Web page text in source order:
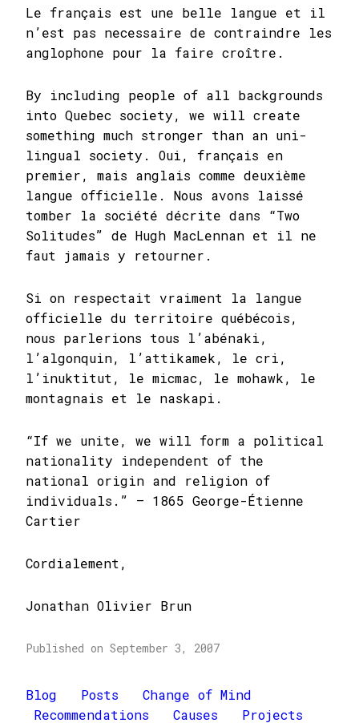
Le français est une belle langue et il
n’est pas necessaire de contraindre les
anglophone pour la faire croître.
By including people of all backgrounds
into Quebec society, we will create
something much stronger than an uni-
lingual society. Oui, français en
premier, mais anglais comme deuxième
langue officielle. Nous avons laissé
tomber la société décrite dans “Two
Solitudes” de Hugh MacLennan et il ne
faut jamais y retourner.
Si on respectait vraiment la langue
officielle du territoire québécois,
nous parlerions tous l’abénaki,
l’algonquin, l’attikamek, le cri,
l’inuktitut, le micmac, le mohawk, le
montagnais et le naskapi.
“If we unite, we will form a political
nationality independent of the
national origin and religion of
individuals.” — 1865 George-Étienne
Cartier
Cordialement,
Jonathan Olivier Brun
Published on September 3, 2007
Blog Posts
Change of Mind
Recommendations
Causes Projects